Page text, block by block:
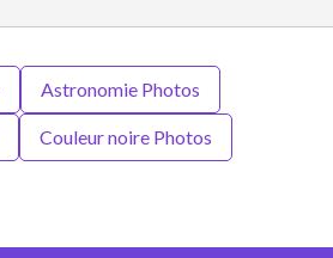
Astronomie Photos
Couleur noire Photos